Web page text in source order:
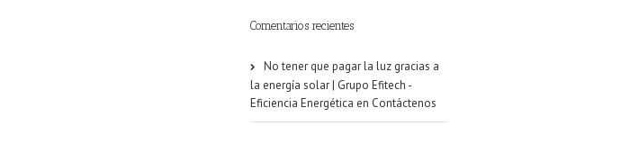
Comentarios recientes
No tener que pagar la luz gracias a
la energía solar | Grupo Efitech -
Eficiencia Energética en Contáctenos